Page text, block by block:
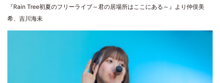
『Rain Tree初夏のフリーライブ～君の居場所はここにある～』より仲俣美
希、吉川海未